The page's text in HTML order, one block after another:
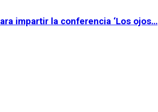
impartir la conferencia ‘Los ojos…